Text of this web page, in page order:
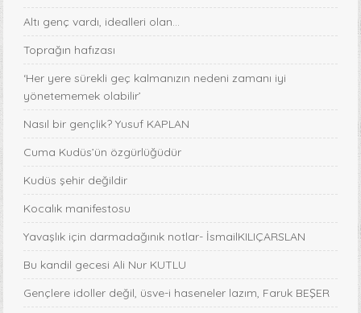
Altı genç vardı, idealleri olan...
Toprağın hafızası
‘Her yere sürekli geç kalmanızın nedeni zamanı iyi
yönetememek olabilir’
Nasıl bir gençlik? Yusuf KAPLAN
Cuma Kudüs’ün özgürlüğüdür
Kudüs şehir değildir
Kocalık manifestosu
Yavaşlık için darmadağınık notlar- İsmailKILIÇARSLAN
Bu kandil gecesi Ali Nur KUTLU
Gençlere idoller değil, üsve-i haseneler lazım, Faruk BEŞER